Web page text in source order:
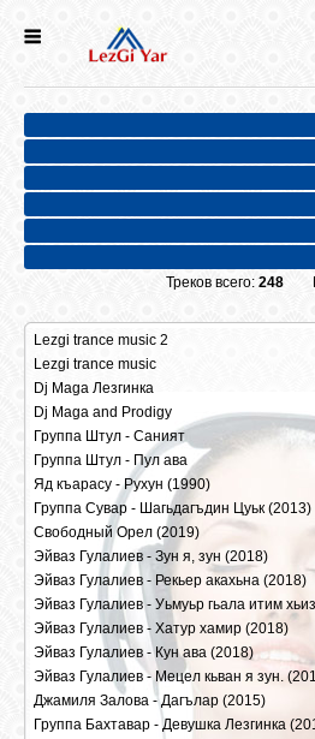
СЕЛА
ИСТОРИЯ
ГОЛОС
ЛЕЗГИН
НАРОДЫ
БИБЛИОТЕКА
Треков всего: 248
Lezgi trance music 2
21 |
153 |
Lezgi trance music
24 |
321 |
Dj Maga Лезгинка
25 |
156 |
Dj Maga and Prodigy
18 |
162 |
Группа Штул - Саният
482 |
2209 | 128 kbps, 2.63 Mb
Группа Штул - Пул ава
389 |
1450 | 128 kbps, 2.95 Mb
Яд къарасу - Рухун (1990)
639 |
2280 | 128 kbps, 1.31 Mb
Группа Сувар - Шагьдагъдин Цуьк (2013)
600 |
2412 | 64 kbps, 2.18 Mb
Свободный Орел (2019)
469 |
1979 | 64 kbps, 1.40 Mb
Эйваз Гулалиев - Зун я, зун (2018)
826 |
3720 | 320 kbps, 3.72 Mb
Эйваз Гулалиев - Рекьер акахьна (2018)
611 |
2953 | 320 kbps, 2.22 Mb
Эйваз Гулалиев - Уьмуьр гьала итим хьиз
640 |
3071 | 64 kbps, 1.30 Mb
Эйваз Гулалиев - Хатур хамир (2018)
622 |
3222 | 320 kbps, 3.65 Mb
Эйваз Гулалиев - Кун ава (2018)
561 |
2981 | 320 kbps, 3.23 Mb
Эйваз Гулалиев - Мецел кьван я зун.
583 |
3791 | 320 kbps, 4.70 Mb
Джамиля Залова - Дагълар (2015)
1297 |
5027 | 128 kbps, 4.53 Mb
Группа Бахтавар - Девушка Лезгинка